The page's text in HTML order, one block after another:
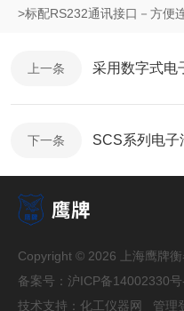
>标配RS232通讯接口－方便
上一条 采用数字式电
下一条 SCS系列电子
Copyright © 2026 上海鹰牌
备案号： 沪ICP备14002330号
技术支持： 化工仪器网 管理